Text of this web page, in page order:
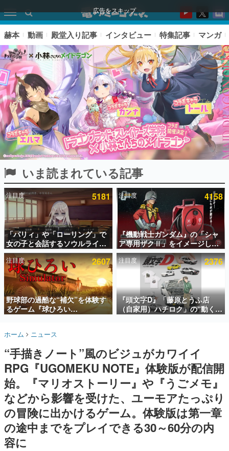
広告をスキップ
ピックアップ
電ファミのいま読まれている記事ランキング
アプリセール情報
インタビュー
連載・特集一覧
殿堂入り記事
SNS拡散数が数千以上！ ページビュー数万以上！ などな
ど。多くの人々に読まれた、電ファミ渾身の“殿堂入り”記
事をまとめました。
名作ゲームクリエイターの方々に製作時のエピソードをお
きます。
赫本
この物語を解いてはいけない。『赫本』は、〈試験問題〉
の形をした短編ホラー小説集です。
新世代に訊く
これからのデジタルゲーム市場を担う若きクリエイター達
の姿を追い、彼らのルーツと情熱を探っていきます。
赫本 動画 殿堂入り記事 インタビュー 特集記事 マンガ
いま読まれている記事
注目度 5181
「パリィ」や「ローリング」で
女の子と会話するソウルライク
恋愛ゲーム『小早川さんはソウ
ルライク』無料公開。返事に失
敗すると「YOU DIED」
注目度 4158
『機動戦士ガンダム』の「シャ
ア専用ザクⅡ」をイメージした
散水ホースリールが予約開始。
本体にはシャアのパーソナルマ
ークやジオン公国軍のエンブレ
ム、型式番号などを配置
注目度 2607
野球部の過酷な“補欠”を体験す
るゲーム『球ひろい
Simulator』が「1件」のウィッ
対応しSNSで話題に。『キング
ダム・カム』開発元やチェコの
プロ野球選手から称賛の声
注目度 2376
『頭文字D』「藤原とうふ店
（自家用）ハチロク」の“動くテ
ィッシュケース”が買えるポップ
ら8月20日までの期間限定で開
催予定
ホーム ニュース
“手描きノート”風のビジュがカワイイ
RPG『UGOMEKU NOTE』体験版が配信開
始。『マリオストーリー』や『うごメモ』
などから影響を受けた、ユーモアたっぷり
の冒険に出かけるゲーム。体験版は第一章
の途中までをプレイできる30～60分の内
容に